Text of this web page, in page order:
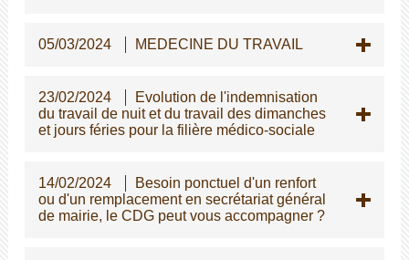
05/03/2024 MEDECINE DU TRAVAIL
23/02/2024
Evolution de l'indemnisation
du travail de nuit et du travail des dimanches
et jours féries pour la filière médico-sociale
14/02/2024
Besoin ponctuel d'un renfort
ou d'un remplacement en secrétariat général
de mairie, le CDG peut vous accompagner ?